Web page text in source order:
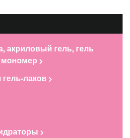
акриловый гель, гель
лаков